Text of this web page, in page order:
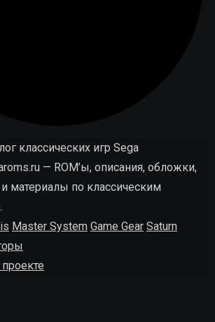
классических игр Sega
— ROM’ы, описания, обложки,
материалы по классическим
Master System Game Gear Saturn